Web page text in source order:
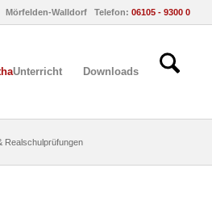
Mörfelden-Walldorf Telefon:06105 - 9300 0
Unterricht Downloads
Realschulprüfungen